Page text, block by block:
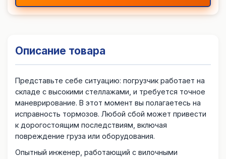
Описание товара
Представьте себе ситуацию: погрузчик работает на
складе с высокими стеллажами, и требуется точное
маневрирование. В этот момент вы полагаетесь на
исправность тормозов. Любой сбой может привести
к дорогостоящим последствиям, включая
повреждение груза или оборудования.
Опытный инженер, работающий с вилочными